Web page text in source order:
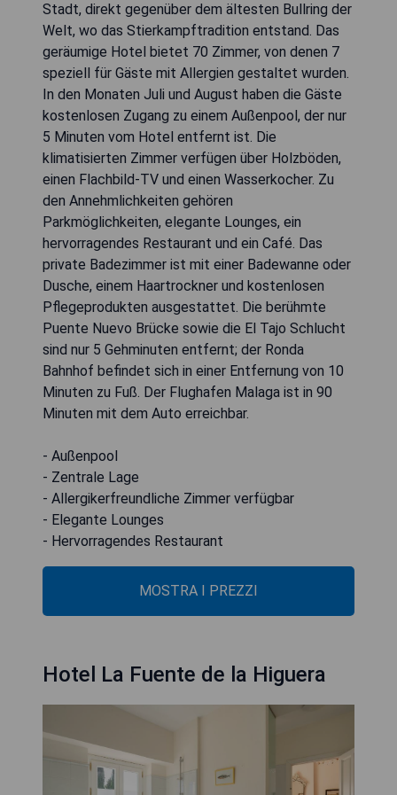
Stadt, direkt gegenüber dem ältesten Bullring der
Welt, wo das Stierkampftradition entstand. Das
geräumige Hotel bietet 70 Zimmer, von denen 7
speziell für Gäste mit Allergien gestaltet wurden.
In den Monaten Juli und August haben die Gäste
kostenlosen Zugang zu einem Außenpool, der nur
5 Minuten vom Hotel entfernt ist. Die
klimatisierten Zimmer verfügen über Holzböden,
einen Flachbild-TV und einen Wasserkocher. Zu
den Annehmlichkeiten gehören
Parkmöglichkeiten, elegante Lounges, ein
hervorragendes Restaurant und ein Café. Das
private Badezimmer ist mit einer Badewanne oder
Dusche, einem Haartrockner und kostenlosen
Pflegeprodukten ausgestattet. Die berühmte
Puente Nuevo Brücke sowie die El Tajo Schlucht
sind nur 5 Gehminuten entfernt; der Ronda
Bahnhof befindet sich in einer Entfernung von 10
Minuten zu Fuß. Der Flughafen Malaga ist in 90
Minuten mit dem Auto erreichbar.
- Außenpool
- Zentrale Lage
- Allergikerfreundliche Zimmer verfügbar
- Elegante Lounges
- Hervorragendes Restaurant
MOSTRA I PREZZI
Hotel La Fuente de la Higuera